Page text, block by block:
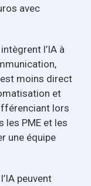
avec
l’IA à
moins direct
et
lors
les PME et les
une équipe
peuvent